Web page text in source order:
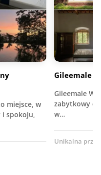
miejsce, w
spokoju,
Gileemale
Gileemale
zabytkowy
w…
Unikalna